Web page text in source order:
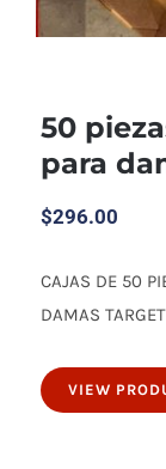
50
50
para
$296.00
CAJAS DE 50
DAMAS TARGET
VIEW